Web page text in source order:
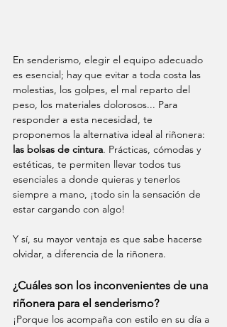
En senderismo, elegir el equipo adecuado
es esencial; hay que evitar a toda costa las
molestias, los golpes, el mal reparto del
peso, los materiales dolorosos... Para
responder a esta necesidad, te
proponemos la alternativa ideal al riñonera:
las bolsas de cintura. Prácticas, cómodas y
estéticas, te permiten llevar todos tus
esenciales a donde quieras y tenerlos
siempre a mano, ¡todo sin la sensación de
estar cargando con algo!
Y sí, su mayor ventaja es que sabe hacerse
olvidar, a diferencia de la riñonera.
¿Cuáles son los inconvenientes de una
riñonera para el senderismo?
¡Porque los acompaña con estilo en su día a